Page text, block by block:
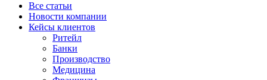
Все статьи
Новости компании
Кейсы клиентов
Ритейл
Банки
Производство
Медицина